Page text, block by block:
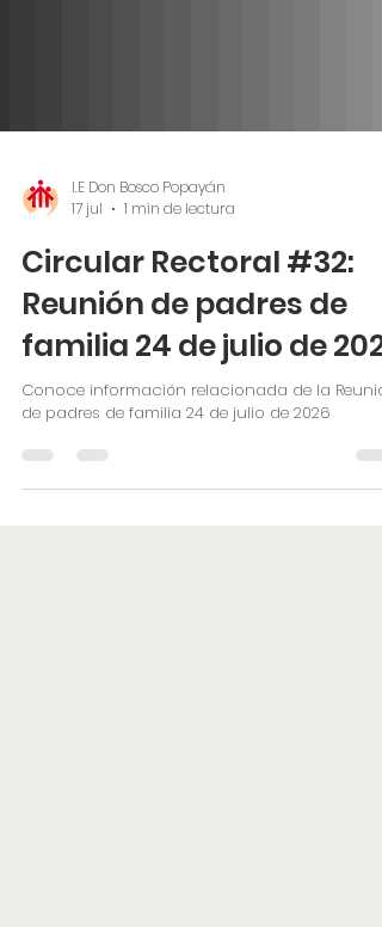
I.E Don Bosco Popayán
17 jul
1 min de lectura
Circular Rectoral #32:
Reunión de padres de
familia 24 de julio de 2026
Conoce información relacionada de la